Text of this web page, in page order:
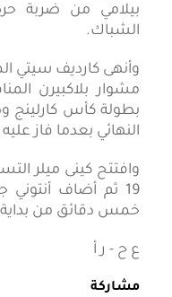
بيلامي من ضربة
الشباك.
وأنهى كارديف سيتي
مشوار بلاكبيرن
بطولة كأس كارلينج
النهائي بعدما فاز عليه 2/صفر.
وافتتح كينى ميلر
19 ثم أضاف أنتوني
خمس دقائق من بداية
ع ح - ر أ
مشاركة